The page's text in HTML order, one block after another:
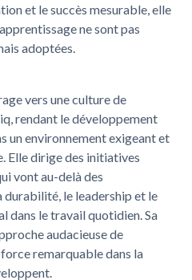
et le succès mesurable, elle
ne sont pas
adoptées.
vers une culture de
rendant le développement
un environnement exigeant et
Elle dirige des initiatives
vont au-delà des
durabilité, le leadership et le
dans le travail quotidien. Sa
audacieuse de
remarquable dans la